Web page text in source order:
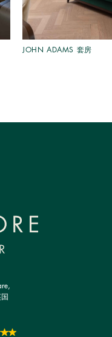
JOHN ADAMS 套房